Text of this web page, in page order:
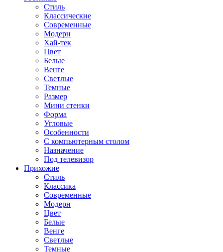
Стиль
Классические
Современные
Модерн
Хай-тек
Цвет
Белые
Венге
Светлые
Темные
Размер
Мини стенки
Форма
Угловые
Особенности
С компьютерным столом
Назначение
Под телевизор
Прихожие
Стиль
Классика
Современные
Модерн
Цвет
Белые
Венге
Светлые
Темные